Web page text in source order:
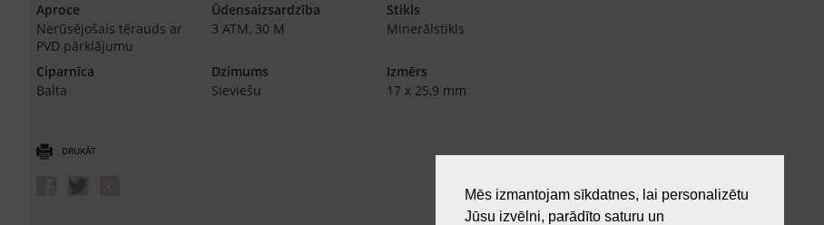
Aproce
Nerūsējošais tērauds ar
PVD pārklājumu
Ūdensaizsardzība
3 ATM, 30 M
Stikls
Minerālstikls
Ciparnīca
Balta
Dzimums
Sieviešu
Izmērs
17 x 25,9 mm
DRUKĀT
Mēs izmantojam sīkdatnes, lai personalizētu
Jūsu izvēlni, parādīto saturu un